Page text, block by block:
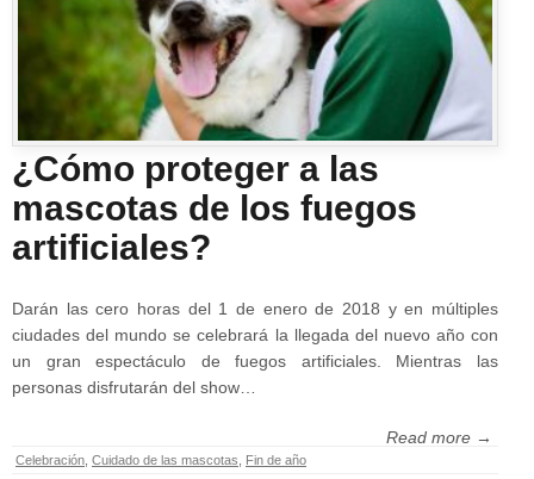
¿Cómo proteger a las
mascotas de los fuegos
artificiales?
Darán las cero horas del 1 de enero de 2018 y en múltiples
ciudades del mundo se celebrará la llegada del nuevo año con
un gran espectáculo de fuegos artificiales. Mientras las
personas disfrutarán del show…
Read more →
Celebración Cuidado de las mascotas Fin de año